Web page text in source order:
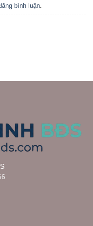
bình luận.